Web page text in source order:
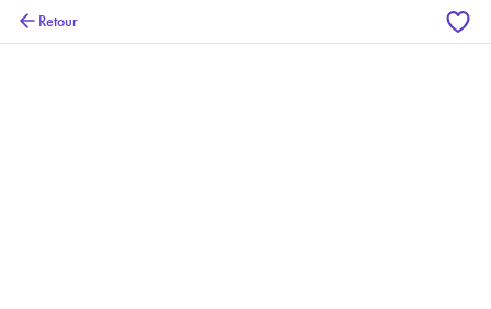
Retour